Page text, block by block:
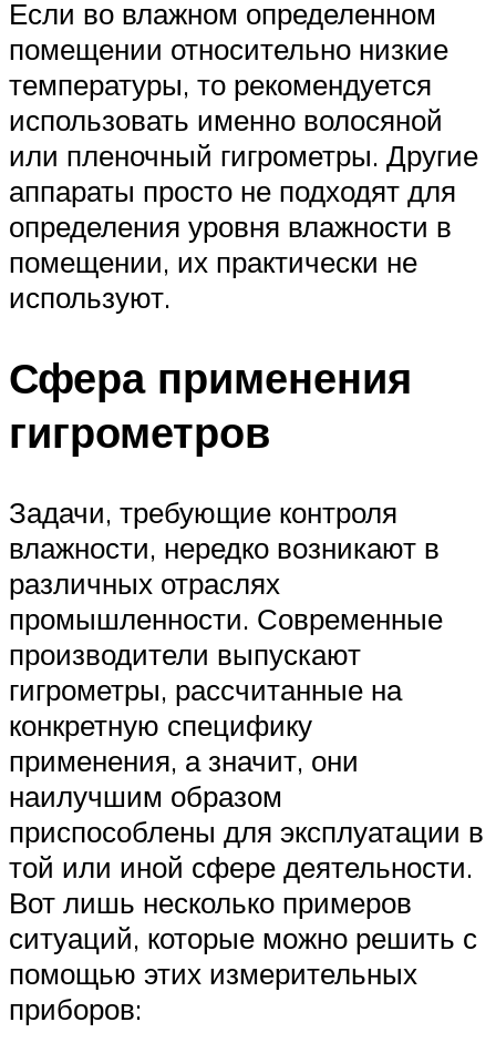
Если во влажном определенном
помещении относительно низкие
температуры, то рекомендуется
использовать именно волосяной
или пленочный гигрометры. Другие
аппараты просто не подходят для
определения уровня влажности в
помещении, их практически не
используют.
Сфера применения
гигрометров
Задачи, требующие контроля
влажности, нередко возникают в
различных отраслях
промышленности. Современные
производители выпускают
гигрометры, рассчитанные на
конкретную специфику
применения, а значит, они
наилучшим образом
приспособлены для эксплуатации в
той или иной сфере деятельности.
Вот лишь несколько примеров
ситуаций, которые можно решить с
помощью этих измерительных
приборов: